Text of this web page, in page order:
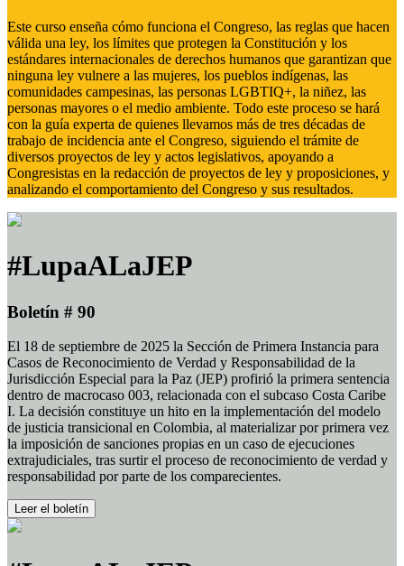
Este curso enseña cómo funciona el Congreso, las reglas que hacen
válida una ley, los límites que protegen la Constitución y los
estándares internacionales de derechos humanos que garantizan que
ninguna ley vulnere a las mujeres, los pueblos indígenas, las
comunidades campesinas, las personas LGBTIQ+, la niñez, las
personas mayores o el medio ambiente. Todo este proceso se hará
con la guía experta de quienes llevamos más de tres décadas de
trabajo de incidencia ante el Congreso, siguiendo el trámite de
diversos proyectos de ley y actos legislativos, apoyando a
Congresistas en la redacción de proyectos de ley y proposiciones, y
analizando el comportamiento del Congreso y sus resultados.
#LupaALaJEP
Boletín # 90
El 18 de septiembre de 2025 la Sección de Primera Instancia para
Casos de Reconocimiento de Verdad y Responsabilidad de la
Jurisdicción Especial para la Paz (JEP) profirió la primera sentencia
dentro de macrocaso 003, relacionada con el subcaso Costa Caribe
I. La decisión constituye un hito en la implementación del modelo
de justicia transicional en Colombia, al materializar por primera vez
la imposición de sanciones propias en un caso de ejecuciones
extrajudiciales, tras surtir el proceso de reconocimiento de verdad y
responsabilidad por parte de los comparecientes.
Leer el boletín